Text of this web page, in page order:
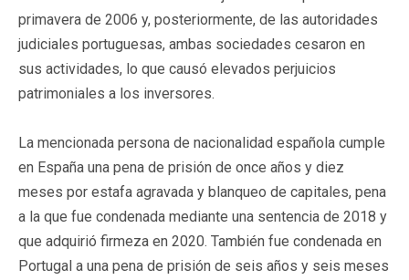
primavera de 2006 y, posteriormente, de las autoridades
judiciales portuguesas, ambas sociedades cesaron en
sus actividades, lo que causó elevados perjuicios
patrimoniales a los inversores.
La mencionada persona de nacionalidad española cumple
en España una pena de prisión de once años y diez
meses por estafa agravada y blanqueo de capitales, pena
a la que fue condenada mediante una sentencia de 2018 y
que adquirió firmeza en 2020. También fue condenada en
Portugal a una pena de prisión de seis años y seis meses